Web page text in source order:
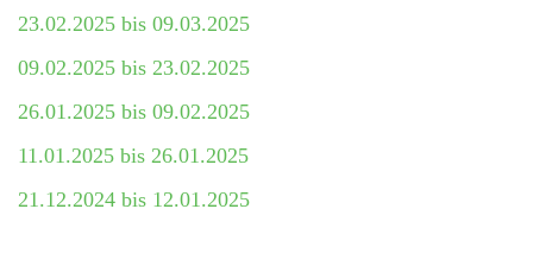
23.02.2025 bis 09.03.2025
09.02.2025 bis 23.02.2025
26.01.2025 bis 09.02.2025
11.01.2025 bis 26.01.2025
21.12.2024 bis 12.01.2025